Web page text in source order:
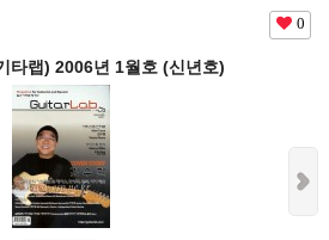
0
타랩) 2006년 1월호 (신년호)